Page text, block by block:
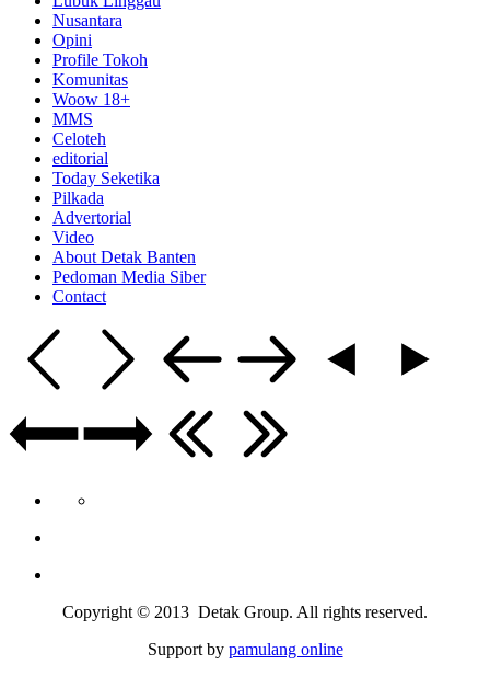
Nusantara
Opini
Profile Tokoh
Komunitas
Woow 18+
MMS
Celoteh
editorial
Today Seketika
Pilkada
Advertorial
Video
About Detak Banten
Pedoman Media Siber
Contact
Copyright © 2013 Detak Group. All rights reserved.
Support by pamulang online